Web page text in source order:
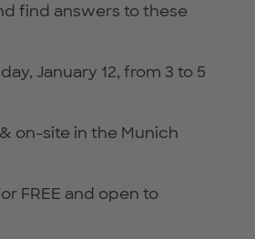
find answers to these
January 12, from 3 to 5
on-site in the Munich
FREE and open to